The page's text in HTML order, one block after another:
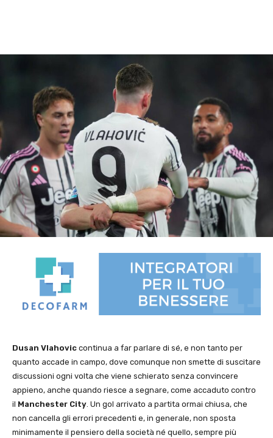
Dusan Vlahovic continua a far parlare di sé, e non tanto per
quanto accade in campo, dove comunque non smette di suscitare
discussioni ogni volta che viene schierato senza convincere
appieno, anche quando riesce a segnare, come accaduto contro
il Manchester City . Un gol arrivato a partita ormai chiusa, che
non cancella gli errori precedenti e, in generale, non sposta
minimamente il pensiero della società né quello, sempre più